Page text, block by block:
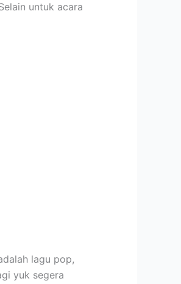
untuk acara
lagu pop,
yuk segera